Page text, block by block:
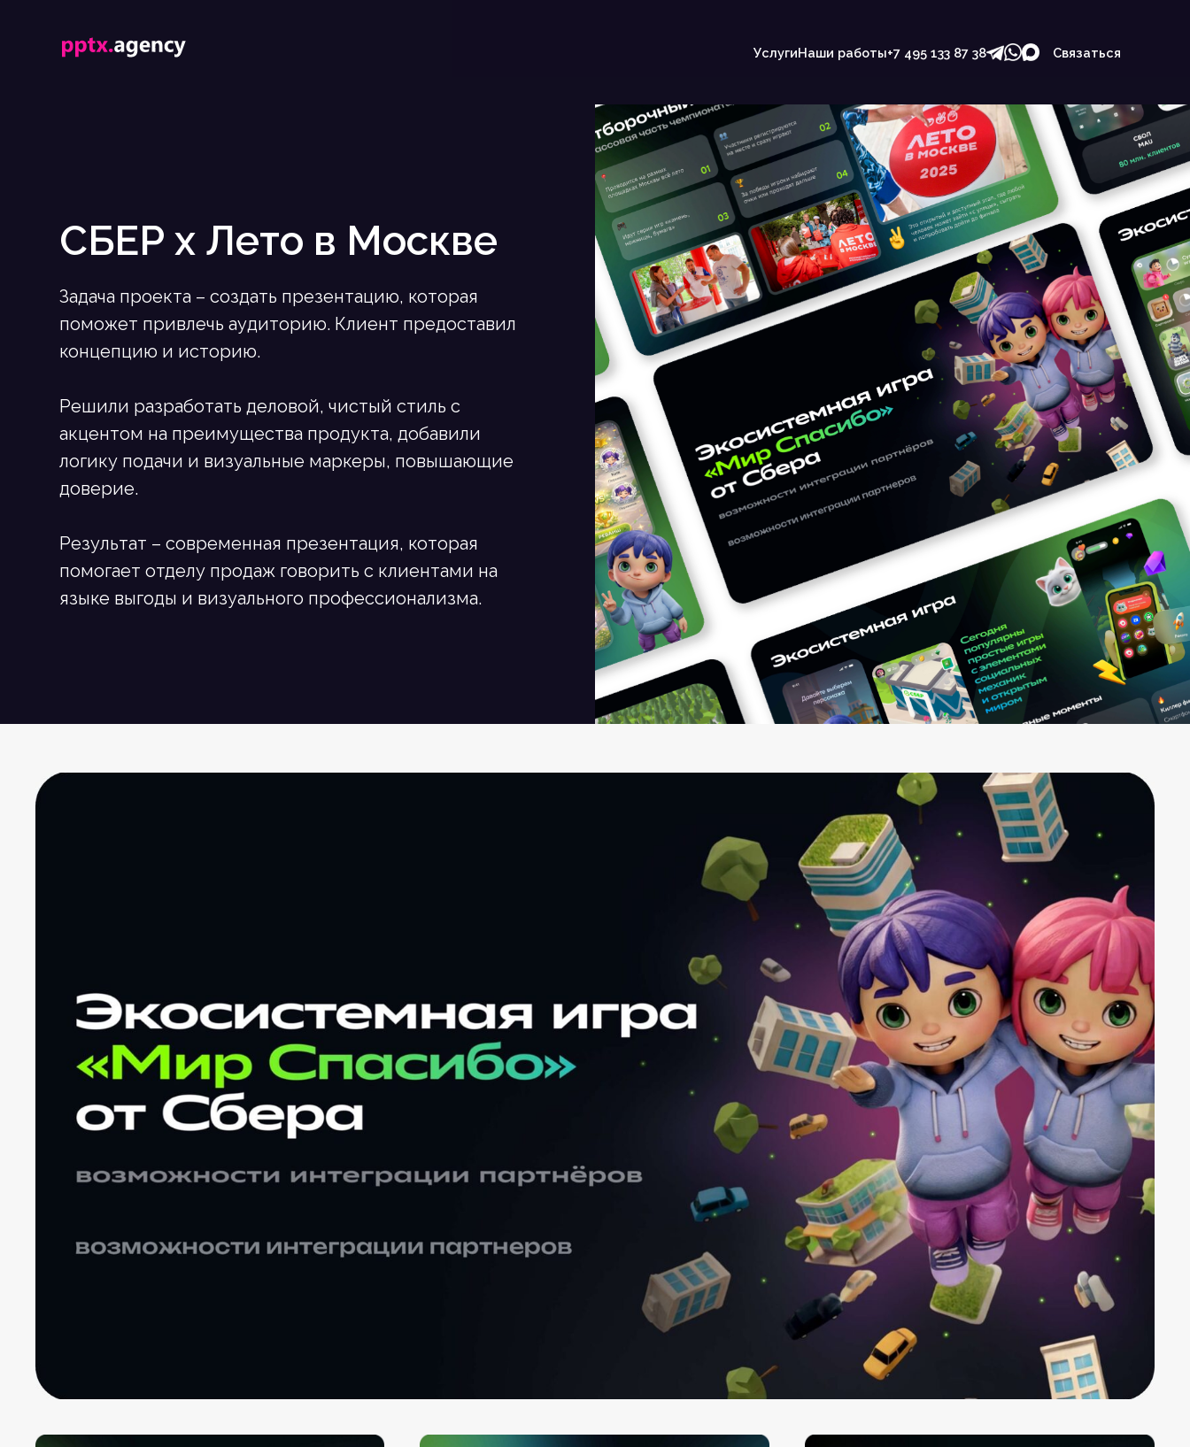
УслугиНаши работы+7 495 133 87 38 Связаться
СБЕР х Лето в Москве
Задача проекта – создать презентацию, которая
поможет привлечь аудиторию. Клиент предоставил
концепцию и историю.
Решили разработать деловой, чистый стиль с
акцентом на преимущества продукта, добавили
логику подачи и визуальные маркеры, повышающие
доверие.
Результат – современная презентация, которая
помогает отделу продаж говорить с клиентами на
языке выгоды и визуального профессионализма.